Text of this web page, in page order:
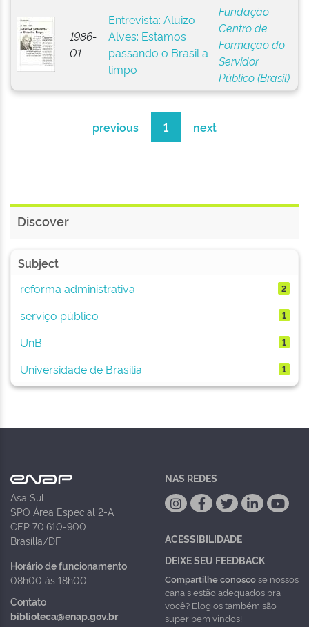
1986-
01
Entrevista: Aluizo
Alves: Estamos
passando o Brasil a
limpo
Fundação
Centro de
Formação do
Servidor
Público (Brasil)
previous 1 next
Discover
Subject
reforma administrativa
2
serviço público 1
UnB 1
Universidade de Brasília 1
Asa Sul
SPO Área Especial 2-A
CEP 70.610-900
Brasília/DF
Horário de funcionamento
08h00 às 18h00
Contato
biblioteca@enap.gov.br
NAS REDES
ACESSIBILIDADE
DEIXE SEU FEEDBACK
Compartilhe conoscose nossos
canais estão adequados pra
você? Elogios também são
super bem vindos!